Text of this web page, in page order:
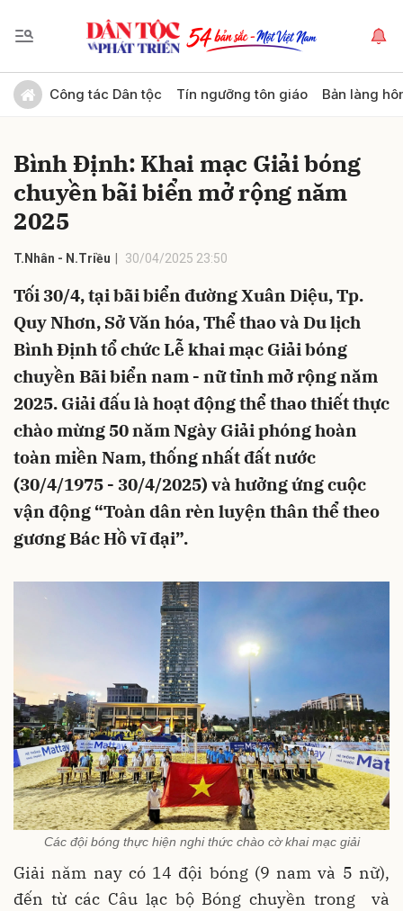
Công tác Dân tộc Tín ngưỡng tôn giáo Bản làng
Bình Định: Khai mạc Giải bóng
chuyền bãi biển mở rộng năm
2025
T.Nhân - N.Triều 30/04/2025 23:50
Tối 30/4, tại bãi biển đường Xuân Diệu, Tp.
Quy Nhơn, Sở Văn hóa, Thể thao và Du lịch
Bình Định tổ chức Lễ khai mạc Giải bóng
chuyền Bãi biển nam - nữ tỉnh mở rộng năm
2025. Giải đấu là hoạt động thể thao thiết thực
chào mừng 50 năm Ngày Giải phóng hoàn
toàn miền Nam, thống nhất đất nước
(30/4/1975 - 30/4/2025) và hưởng ứng cuộc
vận động “Toàn dân rèn luyện thân thể theo
gương Bác Hồ vĩ đại”.
Các đội bóng thực hiện nghi thức chào cờ khai mạc giải
Giải năm nay có 14 đội bóng (9 nam và 5 nữ),
đến từ các Câu lạc bộ Bóng chuyền trong và
Gửi bình luận